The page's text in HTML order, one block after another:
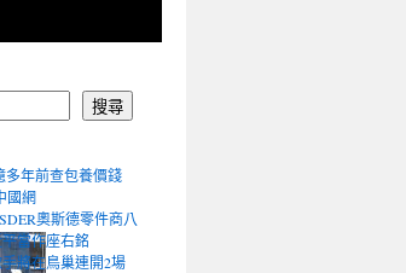
搜尋
多年前查包養價錢
國網
奧斯德零件商八
當作座右銘
將在鳥巢連開2場